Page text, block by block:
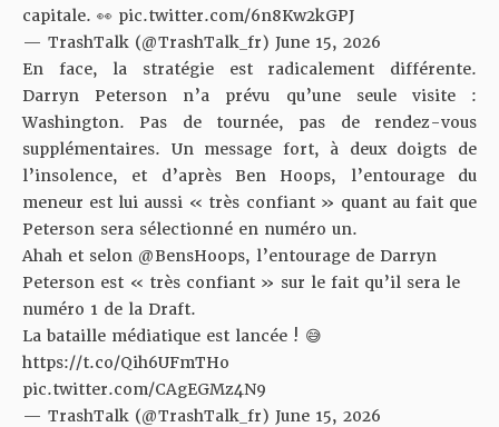
capitale. 👀 pic.twitter.com/6n8Kw2kGPJ
— TrashTalk (@TrashTalk_fr) June 15, 2026
En face, la stratégie est radicalement différente.
Darryn Peterson n’a prévu qu’une seule visite :
Washington. Pas de tournée, pas de rendez-vous
supplémentaires. Un message fort, à deux doigts de
l’insolence, et d’après Ben Hoops, l’entourage du
meneur est lui aussi « très confiant » quant au fait que
Peterson sera sélectionné en numéro un.
Ahah et selon @BensHoops, l’entourage de Darryn
Peterson est « très confiant » sur le fait qu’il sera le
numéro 1 de la Draft.
La bataille médiatique est lancée ! 😅
https://t.co/Qih6UFmTHo
pic.twitter.com/CAgEGMz4N9
— TrashTalk (@TrashTalk_fr) June 15, 2026